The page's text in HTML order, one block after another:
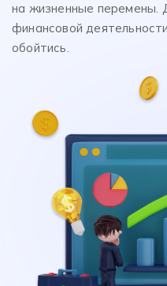
на жизненные перемены.
финансовой
обойтись.